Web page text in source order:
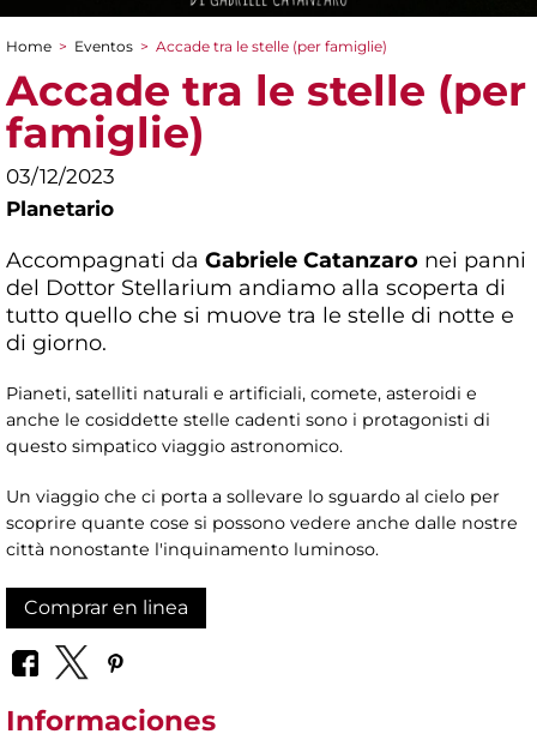
You are here
Home > Eventos > Accade tra le stelle (per famiglie)
Accade tra le stelle (per
famiglie)
03/12/2023
Planetario
Accompagnati da Gabriele Catanzaro nei panni
del Dottor Stellarium andiamo alla scoperta di
tutto quello che si muove tra le stelle di notte e
di giorno.
Pianeti, satelliti naturali e artificiali, comete, asteroidi e
anche le cosiddette stelle cadenti sono i protagonisti di
questo simpatico viaggio astronomico.
Un viaggio che ci porta a sollevare lo sguardo al cielo per
scoprire quante cose si possono vedere anche dalle nostre
città nonostante l'inquinamento luminoso.
Comprar en linea
Informaciones